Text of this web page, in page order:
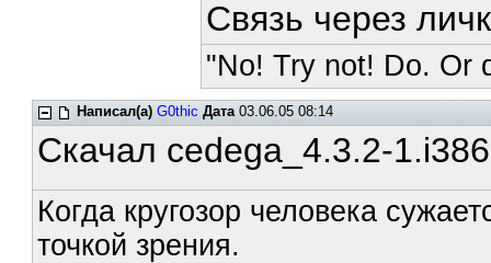
Связь через
"No! Try not! Do. Or
Написал(а) G0thic Дата03.06.05 08:14
Скачал cedega_4.3.2-
Когда кругозор человека
точкой зрения.